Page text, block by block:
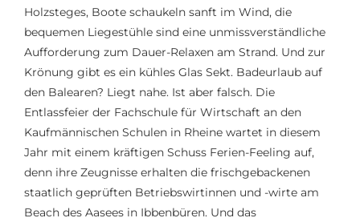
Holzsteges, Boote schaukeln sanft im Wind, die
bequemen Liegestühle sind eine unmissverständliche
Aufforderung zum Dauer-Relaxen am Strand. Und zur
Krönung gibt es ein kühles Glas Sekt. Badeurlaub auf
den Balearen? Liegt nahe. Ist aber falsch. Die
Entlassfeier der Fachschule für Wirtschaft an den
Kaufmännischen Schulen in Rheine wartet in diesem
Jahr mit einem kräftigen Schuss Ferien-Feeling auf,
denn ihre Zeugnisse erhalten die frischgebackenen
staatlich geprüften Betriebswirtinnen und -wirte am
Beach des Aasees in Ibbenbüren. Und das